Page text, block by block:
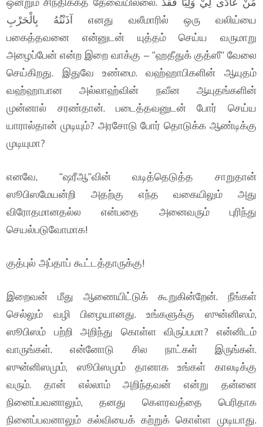
آذَنْتُهُ بِالْحَرْبِ எனது வலீமாரில் ஒரு வலிய்யை
பகைத்தவனை என்னுடன் யுத்தம் செய்ய வருமாறு
அழைப்பேன் என்ற இறை வாக்கு – “ஹதீதுக் குத்ஸீ” வேலை
செய்கிறது. இதுவே உண்மை. வஹ்ஹாபிகளின் ஆயுதம்
வஹ்ஹாபான அல்லாஹ்வின் நவீன ஆயுதங்களின்
முன்னால் சரண்தான். படைத்தவனுடன் போர் செய்ய
யாரால்தான் முடியும்? அரசோடு போர் தொடுக்க ஆண்டிக்கு
முடியுமா?
எனவே, “ஷரீஆ”வின் வடித்தெடுத்த சாறுதான்
ஸூபிஸமேயன்றி அதற்கு எந்த வகையிலும் அது
விரோதமானதல்ல என்பதை அனைவரும் புரிந்து
செயல்படுவோமாக!
குத்புல் அப்தாப் கூட்டத்தாருக்கு!
இறைவன் மீது ஆணையிட்டுக் கூறுகின்றேன். நீங்கள்
செல்லும் வழி பிழையானது. உங்களுக்கு ஸுன்னிஸம்,
ஸூபிஸம் பற்றி அறிந்து கொள்ள விருப்பமா? என்னிடம்
வாருங்கள். என்னோடு சில நாட்கள் இருங்கள்.
ஸுன்னிஸமும், ஸூபிஸமும் தானாக உங்கள் காலடிக்கு
வரும். தான் எல்லாம் அறிந்தவன் என்று தன்னை
நினைப்பவனாலும், தனது கௌரவத்தை பெரிதாக
நினைப்பவனாலும் கல்வியைக் கற்றுக் கொள்ள முடியாது.